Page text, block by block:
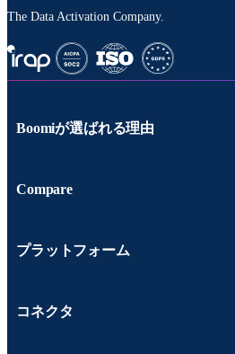
The Data Activation Company.
Boomiが選ばれる理由
Compare
プラットフォーム
コネクタ